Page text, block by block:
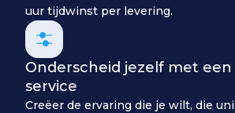
uur tijdwinst per levering.
Onderscheid jezelf met een
service
Creëer de ervaring die je wilt, die